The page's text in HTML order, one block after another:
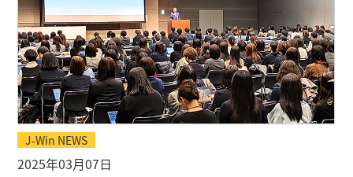
J-Win NEWS
2025年03月07日